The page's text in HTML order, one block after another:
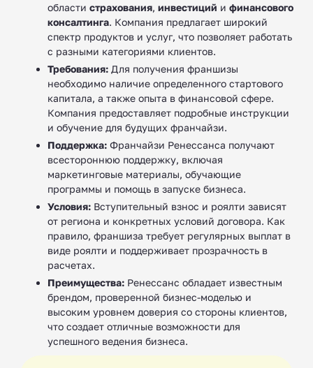
области страхования, инвестиций и финансового
консалтинга. Компания предлагает широкий
спектр продуктов и услуг, что позволяет работать
с разными категориями клиентов.
Требования: Для получения франшизы
необходимо наличие определенного стартового
капитала, а также опыта в финансовой сфере.
Компания предоставляет подробные инструкции
и обучение для будущих франчайзи.
Поддержка: Франчайзи Ренессанса получают
всестороннюю поддержку, включая
маркетинговые материалы, обучающие
программы и помощь в запуске бизнеса. ‍
Условия: Вступительный взнос и роялти зависят
от региона и конкретных условий договора. Как
правило, франшиза требует регулярных выплат в
виде роялти и поддерживает прозрачность в
расчетах.
Преимущества: Ренессанс обладает известным
брендом, проверенной бизнес-моделью и
высоким уровнем доверия со стороны клиентов,
что создает отличные возможности для
успешного ведения бизнеса.